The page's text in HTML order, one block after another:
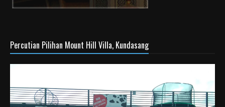
Percutian Pilihan Mount Hill Villa, Kundasang